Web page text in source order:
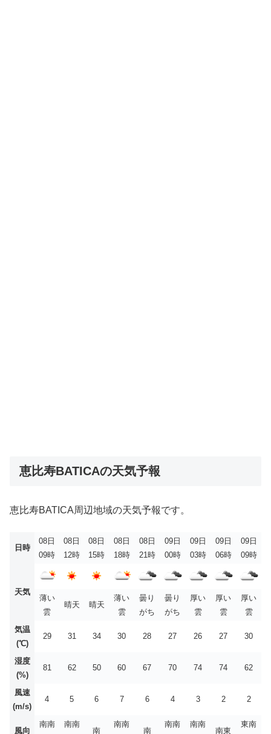
恵比寿BATICAの天気予報
恵比寿BATICA周辺地域の天気予報です。
日時
08日
09時
08日
12時
08日
15時
08日
18時
08日
21時
09日
00時
09日
03時
09日
06時
09日
09時
天気
薄い
雲
晴天 晴天
薄い
雲
曇り
がち
曇り
がち
厚い
雲
厚い
雲
厚い
雲
気温
(℃)
29 31 34 30 28 27 26 27 30
湿度
(%)
81 62 50 60 67 70 74 74 62
風速
(m/s)
4 5 6 7 6 4 3 2 2
風向
南南
南南
南
南南
南
南南
南南
南東
東南